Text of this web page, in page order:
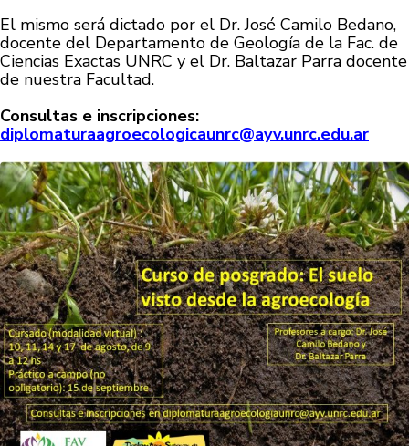
El mismo será dictado por el Dr. José Camilo Bedano,
docente del Departamento de Geología de la Fac. de
Ciencias Exactas UNRC y el Dr. Baltazar Parra docente
de nuestra Facultad.
Consultas e inscripciones:
diplomaturaagroecologicaunrc@ayv.unrc.edu.ar